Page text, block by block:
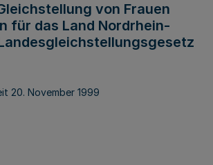
von Frauen
für das Land Nordrhein-
20. November 1999